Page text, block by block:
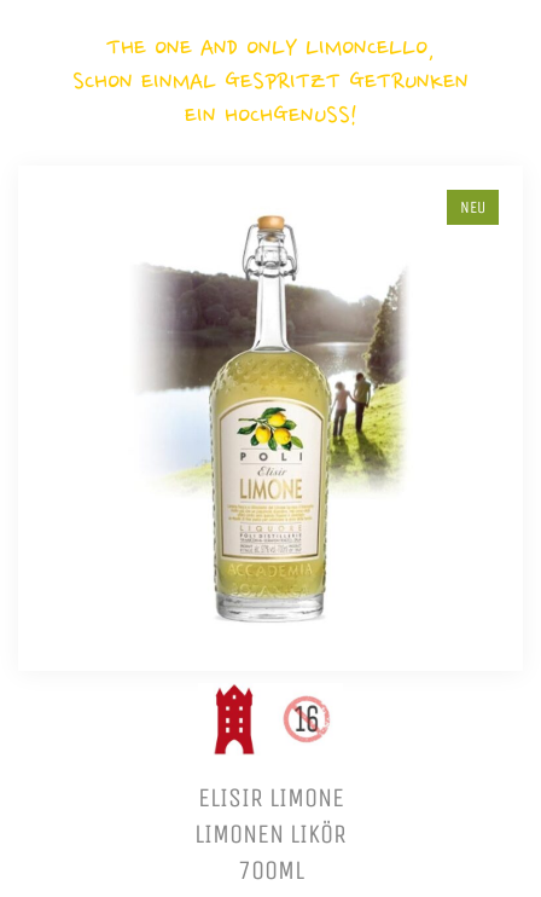
THE ONE AND ONLY LIMONCELLO,
SCHON EINMAL GESPRITZT GETRUNKEN
EIN HOCHGENUSS!
NEU
ELISIR LIMONE
LIMONEN LIKÖR
700ML